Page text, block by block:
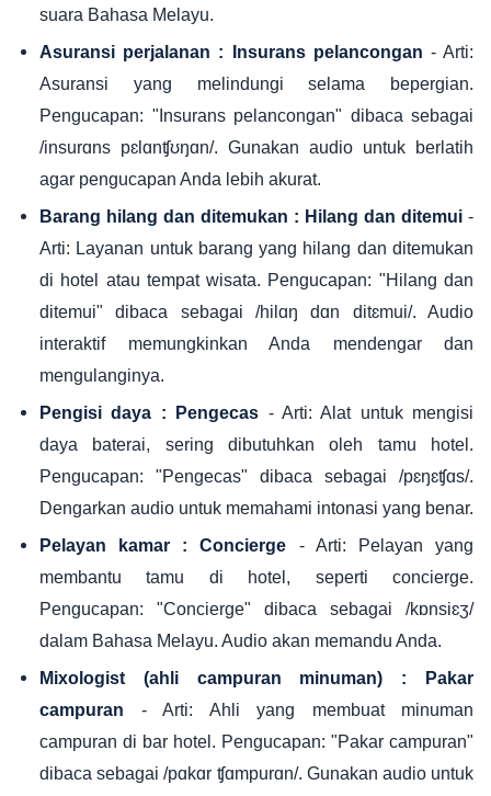
suara Bahasa Melayu.
Asuransi perjalanan : Insurans pelancongan - Arti:
Asuransi yang melindungi selama bepergian.
Pengucapan: "Insurans pelancongan" dibaca sebagai
/insurɑns pɛlɑnʧʊŋɑn/. Gunakan audio untuk berlatih
agar pengucapan Anda lebih akurat.
Barang hilang dan ditemukan : Hilang dan ditemui -
Arti: Layanan untuk barang yang hilang dan ditemukan
di hotel atau tempat wisata. Pengucapan: "Hilang dan
ditemui" dibaca sebagai /hilɑŋ dɑn ditɛmui/. Audio
interaktif memungkinkan Anda mendengar dan
mengulanginya.
Pengisi daya : Pengecas - Arti: Alat untuk mengisi
daya baterai, sering dibutuhkan oleh tamu hotel.
Pengucapan: "Pengecas" dibaca sebagai /pɛŋɛʧɑs/.
Dengarkan audio untuk memahami intonasi yang benar.
Pelayan kamar : Concierge - Arti: Pelayan yang
membantu tamu di hotel, seperti concierge.
Pengucapan: "Concierge" dibaca sebagai /kɒnsiɛʒ/
dalam Bahasa Melayu. Audio akan memandu Anda.
Mixologist (ahli campuran minuman) : Pakar
campuran - Arti: Ahli yang membuat minuman
campuran di bar hotel. Pengucapan: "Pakar campuran"
dibaca sebagai /pɑkɑr ʧɑmpurɑn/. Gunakan audio untuk